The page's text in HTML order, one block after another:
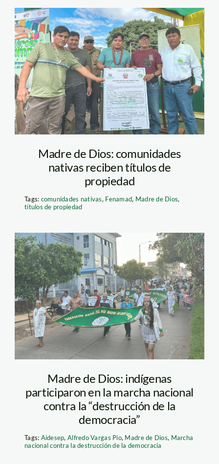
titulos-de-propiedad-
comunidades-nativas-
foto-marta-torres-
fenamad-2
Madre de Dios: comunidades
nativas reciben títulos de
propiedad
Tags: comunidades nativas, Fenamad, Madre de Dios,
títulos de propiedad
marcha-naciona-
maldonado-foto-
fenamad
Madre de Dios: indígenas
participaron en la marcha nacional
contra la “destrucción de la
democracia”
Tags: Aidesep,Alfredo Vargas Pio, Madre de Dios, Marcha
nacional contra la destrucción de la democracia